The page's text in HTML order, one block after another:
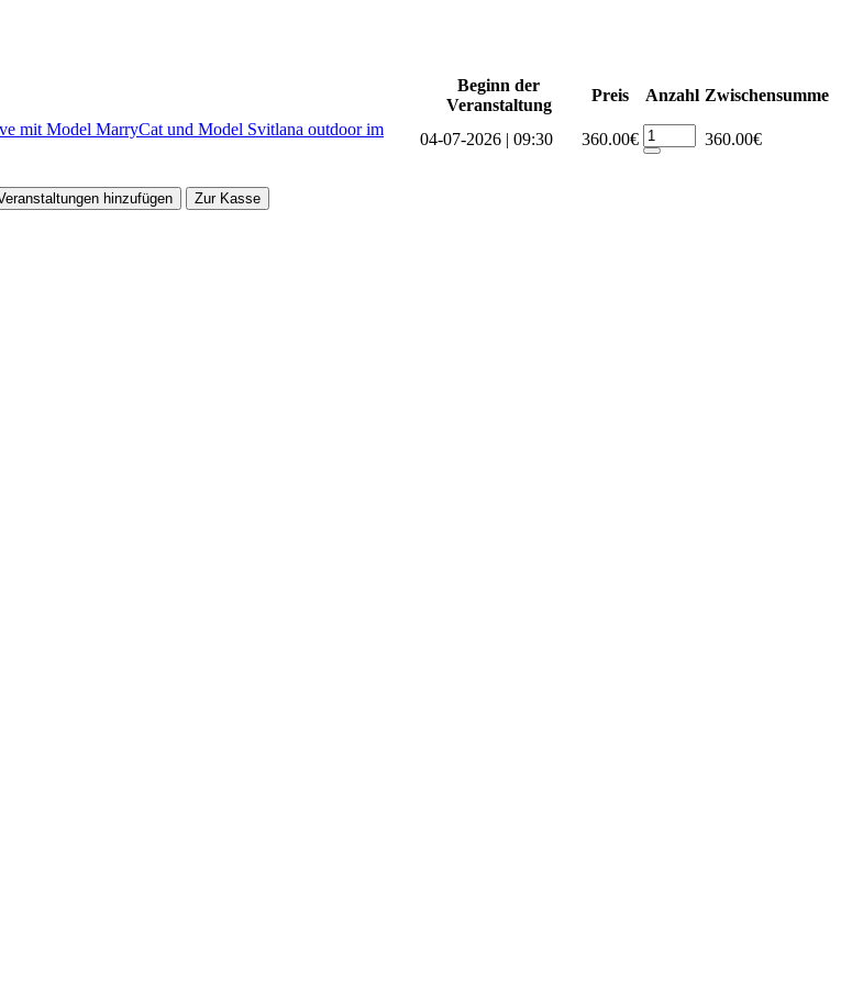
Beginn der
Veranstaltung
Preis Anzahl Zwischensumme
mit Model MarryCat und Model Svitlana outdoor im
04-07-2026 | 09:30 360.00€
360.00€
hinzufügen Zur Kasse